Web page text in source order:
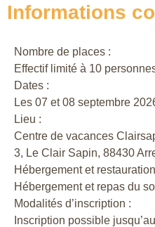
Informations
Nombre de places :
Effectif limité à 10
Dates :
Les 07 et 08 septembre
Lieu :
Centre de vacances
3, Le Clair Sapin, 88430
Hébergement et
Hébergement et repas du
Modalités d’inscription :
Inscription possible